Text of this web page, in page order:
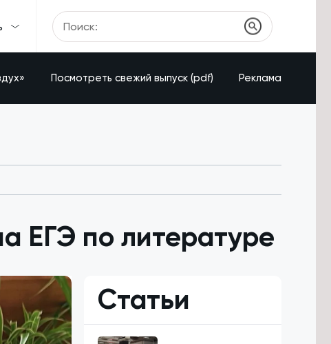
Посмотреть свежий выпуск (pdf) Реклама
ЕГЭ по литературе
Статьи